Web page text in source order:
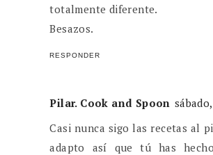
totalmente diferente.
Besazos.
RESPONDER
Pilar. Cook and Spoon
Casi nunca sigo las recetas al
adapto así que tú has